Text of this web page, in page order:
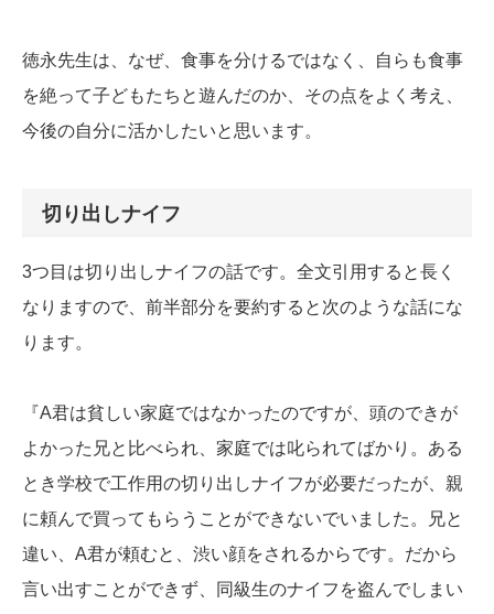
徳永先生は、なぜ、食事を分けるではなく、自らも食事
を絶って子どもたちと遊んだのか、その点をよく考え、
今後の自分に活かしたいと思います。
切り出しナイフ
3つ目は切り出しナイフの話です。全文引用すると長く
なりますので、前半部分を要約すると次のような話にな
ります。
『A君は貧しい家庭ではなかったのですが、頭のできが
よかった兄と比べられ、家庭では叱られてばかり。ある
とき学校で工作用の切り出しナイフが必要だったが、親
に頼んで買ってもらうことができないでいました。兄と
違い、A君が頼むと、渋い顔をされるからです。だから
言い出すことができず、同級生のナイフを盗んでしまい